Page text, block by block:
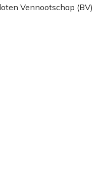
Vennootschap (BV)